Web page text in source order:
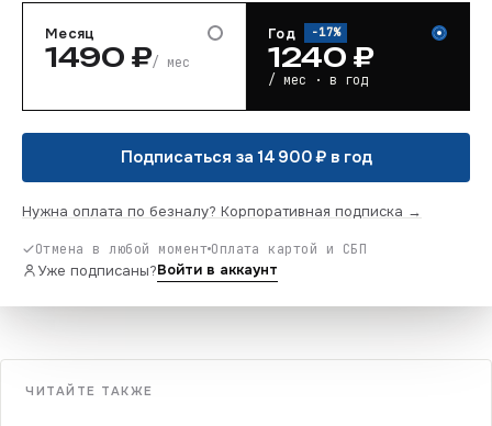
Месяц
1490 ₽/ мес
Год −17%
1240 ₽
/ мес · в год
Подписаться за 14 900 ₽ в год
Нужна оплата по безналу? Корпоративная подписка →
Отмена в любой момент Оплата картой и СБП
Уже подписаны?Войти в аккаунт
ЧИТАЙТЕ ТАКЖЕ